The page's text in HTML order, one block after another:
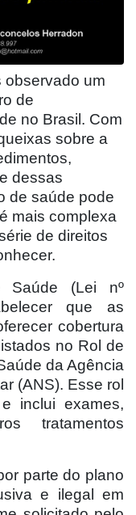
observado um
de
no Brasil. Com
sobre a
dessas
de saúde pode
mais complexa
de direitos
(Lei nº
que as
cobertura
no Rol de
da Agência
(ANS). Esse rol
inclui exames,
tratamentos
parte do plano
e ilegal em